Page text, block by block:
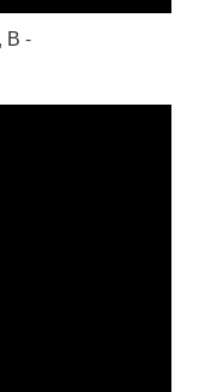
В -